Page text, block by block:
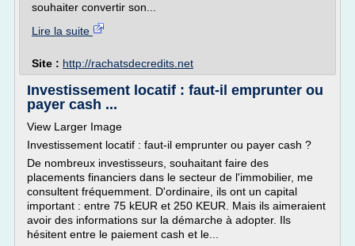
souhaiter convertir son...
Lire la suite
Site : http://rachatsdecredits.net
Investissement locatif : faut-il emprunter ou
payer cash ...
View Larger Image
Investissement locatif : faut-il emprunter ou payer cash ?
De nombreux investisseurs, souhaitant faire des
placements financiers dans le secteur de l'immobilier, me
consultent fréquemment. D'ordinaire, ils ont un capital
important : entre 75 kEUR et 250 KEUR. Mais ils aimeraient
avoir des informations sur la démarche à adopter. Ils
hésitent entre le paiement cash et le...